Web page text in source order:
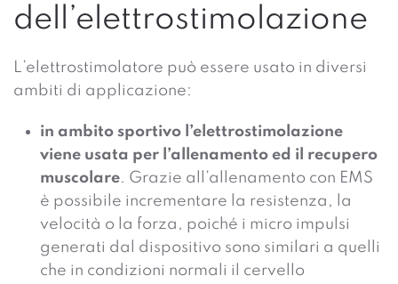
dell’elettrostimolazione
L’elettrostimolatore può essere usato in diversi
ambiti di applicazione:
in ambito sportivo l’elettrostimolazione
viene usata per l’allenamento ed il recupero
muscolare. Grazie all’allenamento con EMS
è possibile incrementare la resistenza, la
velocità o la forza, poiché i micro impulsi
generati dal dispositivo sono similari a quelli
che in condizioni normali il cervello